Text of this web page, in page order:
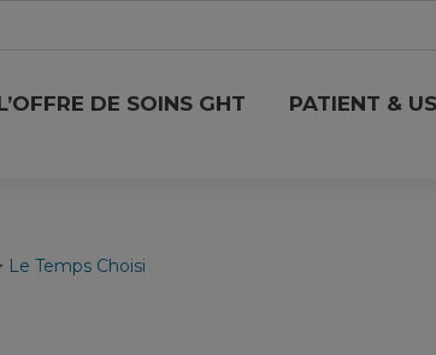
DE SOINS GHT PATIENT &
Le Temps Choisi